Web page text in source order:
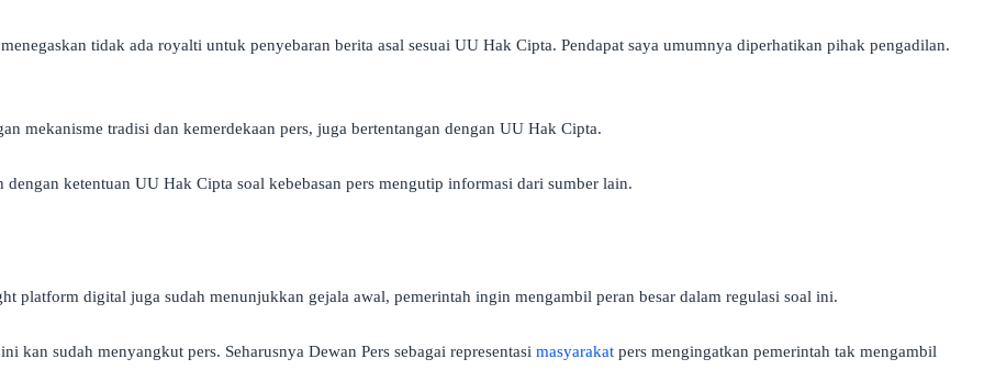
tidak ada royalti untuk penyebaran berita asal sesuai UU Hak Cipta. Pendapat saya umumnya diperhatikan pihak pengadilan.
mekanisme tradisi dan kemerdekaan pers, juga bertentangan dengan UU Hak Cipta.
ketentuan UU Hak Cipta soal kebebasan pers mengutip informasi dari sumber lain.
platform digital juga sudah menunjukkan gejala awal, pemerintah ingin mengambil peran besar dalam regulasi soal ini.
kan sudah menyangkut pers. Seharusnya Dewan Pers sebagai representasi masyarakat pers mengingatkan pemerintah tak mengambil